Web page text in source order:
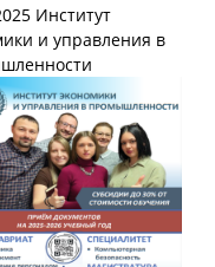
Институт
и управления в